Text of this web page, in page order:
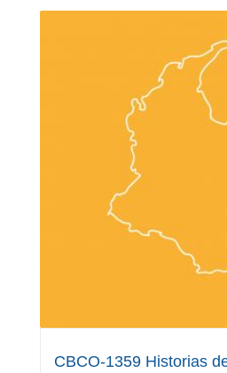
CBCO-1359 Historias